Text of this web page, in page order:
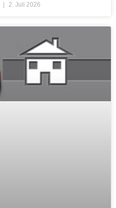
2. Juli 2026